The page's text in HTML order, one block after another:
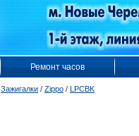
Ремонт часов
Зажигалки / Zippo / LPCBK